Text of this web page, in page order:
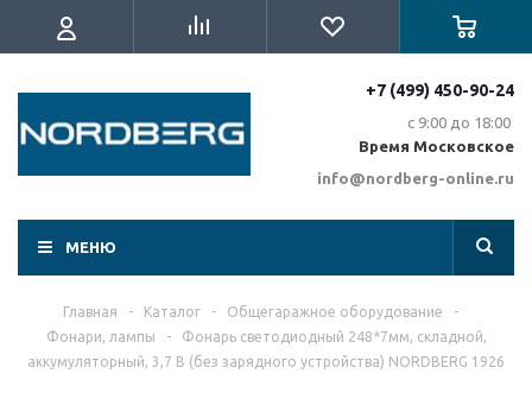
+7 (499) 450-90-24
с 9:00 до 18:00
Время Московское
info@nordberg-online.ru
МЕНЮ
Главная - Каталог - Общегаражное оборудование
-
Фонари, лампы
-
Фонарь светодиодный 248*7мм, складной,
аккумуляторный, 3,7 В (без зарядного устройства) NORDBERG 1926